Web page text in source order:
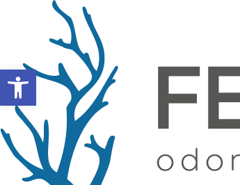
Abrir barra de herramientas